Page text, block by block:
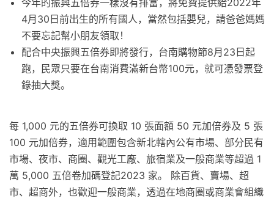
4月30日前出生的所有國人，當然包括嬰兒，請爸爸媽媽
不要忘記幫小朋友領取！
配合中央振興五倍券即將發行，台南購物節8月23日起
跑，民眾只要在台南消費滿新台幣100元，就可憑發票登
錄抽大獎。
每 1,000 元的五倍券可換取 10 張面額 50 元加倍券及 5 張
100 元加倍券，適用範圍包含新北轄內公有市場、部分民有
市場、夜市、商圈、觀光工廠、旅宿業及一般商業等超過 1
萬 5,000 五倍卷加碼登記2023 家。 除百貨、賣場、超
市、超商外，也歡迎一般商業，透過在地商圈或商業會組織